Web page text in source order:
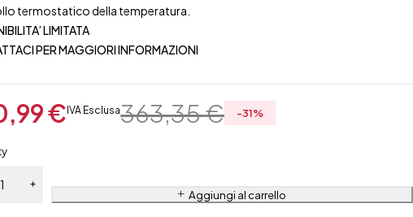
termostatico della temperatura.
LIMITATA
PER MAGGIORI INFORMAZIONI
363,35€
€ IVA Esclusa -31%
Aggiungi al carrello